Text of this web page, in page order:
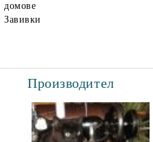
домове
Завивки
Производител